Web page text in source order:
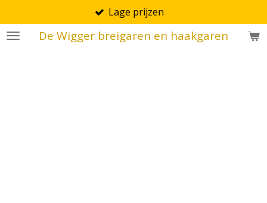
direct
naar
De Wigger breigaren en haakgaren
Lage prijzen